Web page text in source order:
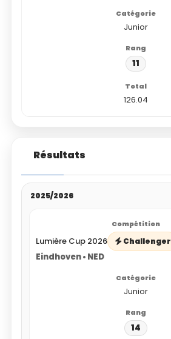
Junior
11
126.04
Résultats
2025/2026
Lumière Cup 2026 Challenger
Eindhoven • NED
Junior
14